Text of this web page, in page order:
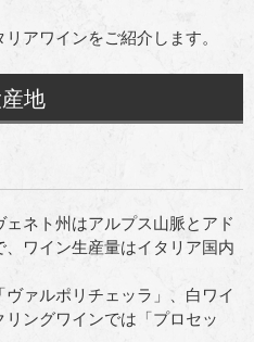
アワインをご紹介します。
地
ネト州はアルプス山脈とアド
ワイン生産量はイタリア国内
ァルポリチェッラ」、白ワイ
ングワインでは「プロセッ